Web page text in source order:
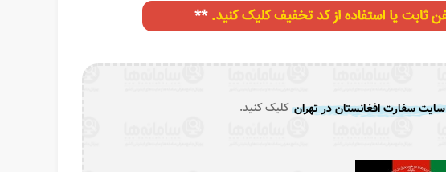
سایت سفارت افغانستان در تهرانکلیک کنید.